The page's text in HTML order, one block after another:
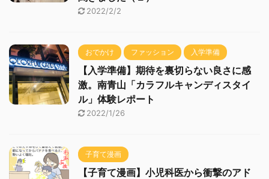
2022/2/2
おでかけ ファッション 入学準備
【入学準備】期待を裏切らない良さに感
激。南青山「カラフルキャンディスタイ
ル」体験レポート
2022/1/26
子育て漫画
【子育て漫画】小児科医から衝撃のアド